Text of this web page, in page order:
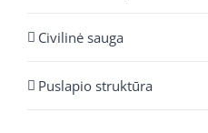
Civilinė sauga
Puslapio struktūra